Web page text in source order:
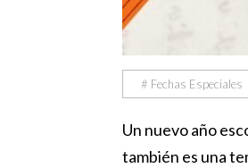
# Fechas Especiales
Un nuevo año
también es una